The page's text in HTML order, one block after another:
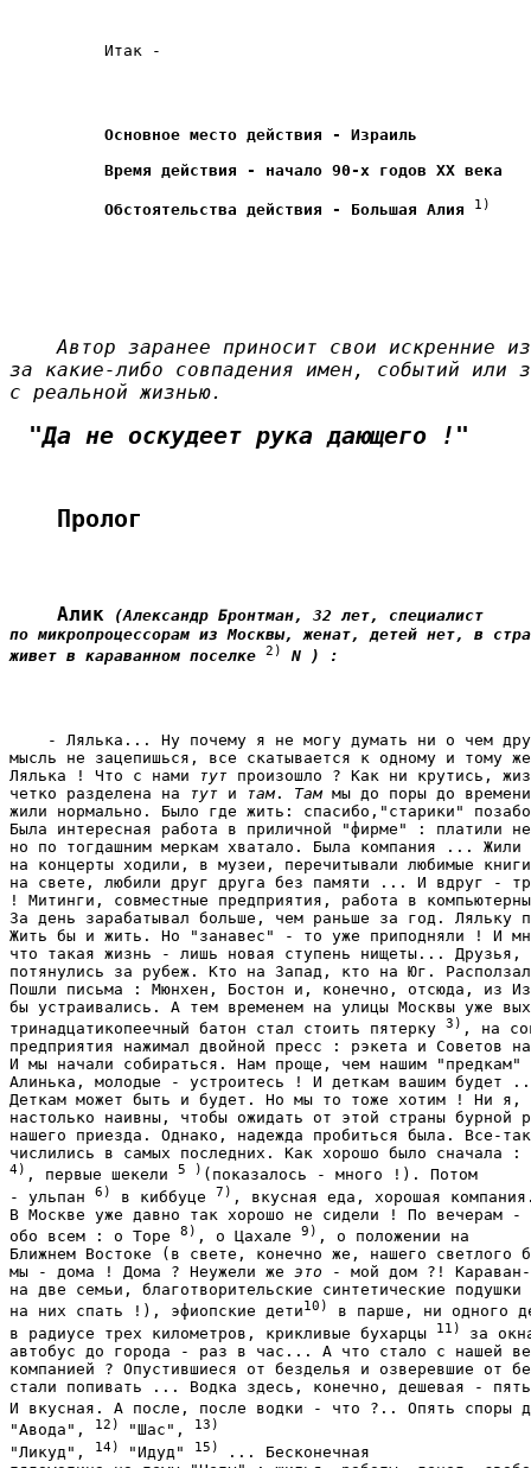
Итак -
Основное место действия - Израиль
Время действия - начало 90-х годов ХХ века
Обстоятельства действия - Большая Алия 1)
Автор заранее приносит свои искренние
за какие-либо совпадения имен, событий или
с реальной жизнью.
"Да не оскудеет рука дающего !"
Пролог
Алик
(Александр Бронтман, 32 лет, специалист
по микропроцессорам из Москвы, женат, детей нет, в
живет в караванном поселке 2) N ) :
- Лялька... Ну почему я не могу думать ни о чем
мысль не зацепишься, все скатывается к одному и
Лялька ! Что с нами
тут произошло ? Как ни крутись,
четко разделена на
тут и там . Там мы до поры до времени
жили нормально. Было где жить: спасибо,"старики"
Была интересная работа в приличной "фирме" : платили
но по тогдашним меркам хватало. Была компания ... Жили
на концерты ходили, в музеи, перечитывали любимые
на свете, любили друг друга без памяти ... И вдруг -
! Митинги, совместные предприятия, работа в
За день зарабатывал больше, чем раньше за год. Ляльку
Жить бы и жить. Но "занавес" - то уже приподняли ! И
что такая жизнь - лишь новая ступень нищеты... Друзья,
потянулись за рубеж. Кто на Запад, кто на Юг.
Пошли письма : Мюнхен, Бостон и, конечно, отсюда, из
бы устраивались. А тем временем на улицы Москвы уже
тринадцатикопеечный батон стал стоить пятерку 3) , на
предприятия нажимал двойной пресс : рэкета и Советов
И мы начали собираться. Нам проще, чем нашим
Алинька, молодые - устроитесь ! И деткам вашим будет
Деткам может быть и будет. Но мы то тоже хотим ! Ни я,
настолько наивны, чтобы ожидать от этой страны бурной
нашего приезда. Однако, надежда пробиться была. Все-
4) , первые шекели 5 ) (показалось - много !). Потом
- ульпан 6) в киббуце 7) , вкусная еда, хорошая
В Москве уже давно так хорошо не сидели ! По вечерам -
обо всем : о Торе 8) , о Цахале 9) , о положении на
Ближнем Востоке (в свете, конечно же, нашего светлого
мы - дома ! Дома ? Неужели же это - мой дом ?! Караван-
на две семьи, благотворительские синтетические
на них спать !), эфиопские дети10)
в парше, ни одного
в радиусе трех километров, крикливые бухарцы
11) за
автобус до города - раз в час... А что стало с нашей
компанией ? Опустившиеся от безделья и озверевшие от
стали попивать ... Водка здесь, конечно, дешевая -
И вкусная. А после, после водки - что ?.. Опять споры
"Авода",
12) "Шас", 13)
"Ликуд", 14) "Идуд" 15)
... Бесконечная